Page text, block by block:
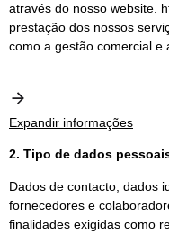
através do nosso website.
prestação dos nossos
como a gestão comercial e
Expandir informações
2. Tipo de dados
Dados de contacto, dados
fornecedores e
finalidades exigidas como